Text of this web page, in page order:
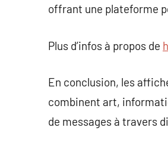
offrant une plateforme
Plus d’infos à propos de
En conclusion, les
combinent art,
de messages à travers